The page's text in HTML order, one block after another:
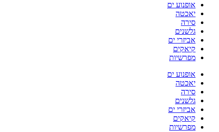
אופנוע ים
יאכטה
סירה
גלשנים
אביזרי ים
קיאקים
מפרשיות
אופנוע ים
יאכטה
סירה
גלשנים
אביזרי ים
קיאקים
מפרשיות